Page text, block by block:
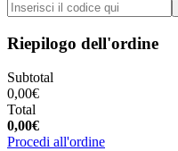
Riepilogo dell'ordine
Subtotal
0,00€
Total
0,00€
Procedi all'ordine